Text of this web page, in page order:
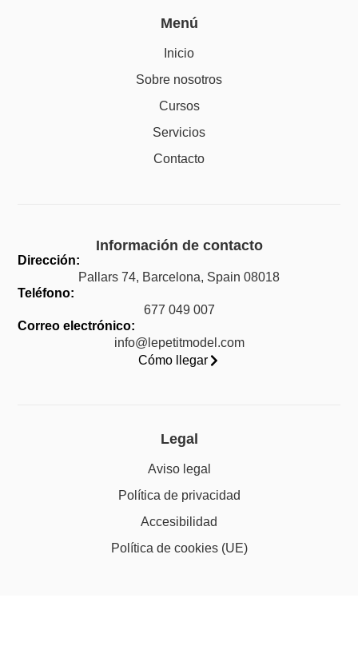
Menú
Inicio
Sobre nosotros
Cursos
Servicios
Contacto
Información de contacto
Dirección:
Pallars 74, Barcelona, Spain 08018
Teléfono:
677 049 007
Correo electrónico:
info@lepetitmodel.com
Cómo llegar
Legal
Aviso legal
Política de privacidad
Accesibilidad
Política de cookies (UE)